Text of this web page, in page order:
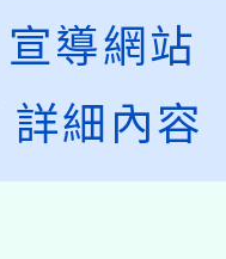
宣導網站
詳細內容